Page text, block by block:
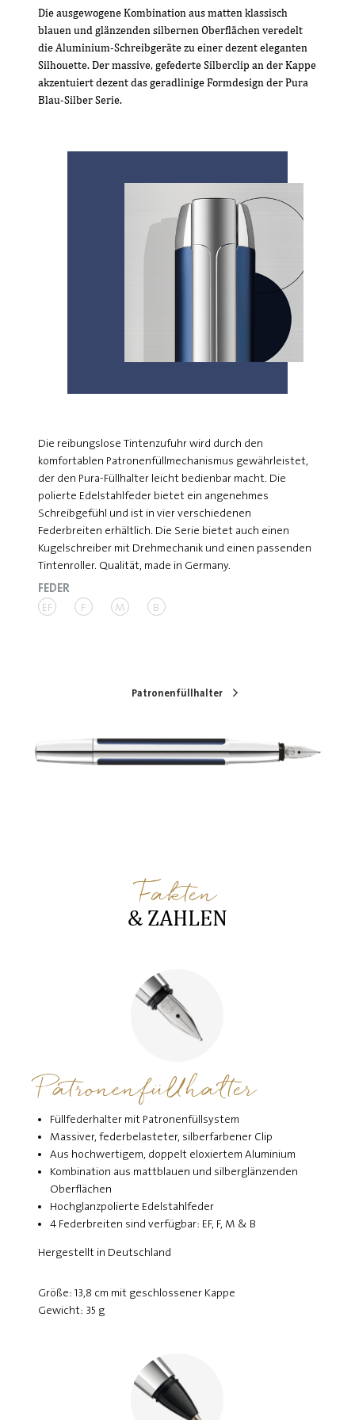
Die ausgewogene Kombination aus matten klassisch
blauen und glänzenden silbernen Oberflächen veredelt
die Aluminium-Schreibgeräte zu einer dezent eleganten
Silhouette. Der massive, gefederte Silberclip an der Kappe
akzentuiert dezent das geradlinige Formdesign der Pura
Blau-Silber Serie.
Die reibungslose Tintenzufuhr wird durch den
komfortablen Patronenfüllmechanismus gewährleistet,
der den Pura-Füllhalter leicht bedienbar macht. Die
polierte Edelstahlfeder bietet ein angenehmes
Schreibgefühl und ist in vier verschiedenen
Federbreiten erhältlich. Die Serie bietet auch einen
Kugelschreiber mit Drehmechanik und einen passenden
Tintenroller. Qualität, made in Germany.
FEDER
EF F M B
Patronenfüllhalter
Fakten
& ZAHLEN
Patronenfüllhalter
Füllfederhalter mit Patronenfüllsystem
Massiver, federbelasteter, silberfarbener Clip
Aus hochwertigem, doppelt eloxiertem Aluminium
Kombination aus mattblauen und silberglänzenden
Oberflächen
Hochglanzpolierte Edelstahlfeder
4 Federbreiten sind verfügbar: EF, F, M & B
Hergestellt in Deutschland
Größe: 13,8 cm mit geschlossener Kappe
Gewicht: 35 g